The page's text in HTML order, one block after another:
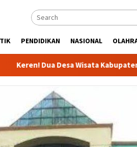
PENDIDIKAN NASIONAL
Dua Desa Wisata Kabupaten Bogor